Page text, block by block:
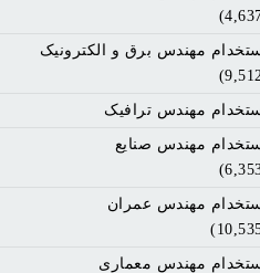
مهندس برق و الکترونیک
مهندس ترافیک
مهندس صنایع
مهندس عمران
مهندس معماری